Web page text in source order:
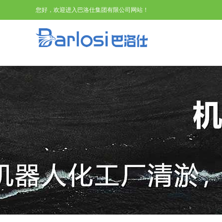
您好，欢迎进入巴洛仕集团有限公司网站！